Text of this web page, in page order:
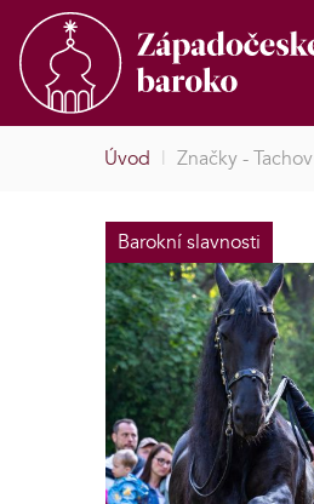
Úvod | Značky - Tachov
Barokní slavnosti